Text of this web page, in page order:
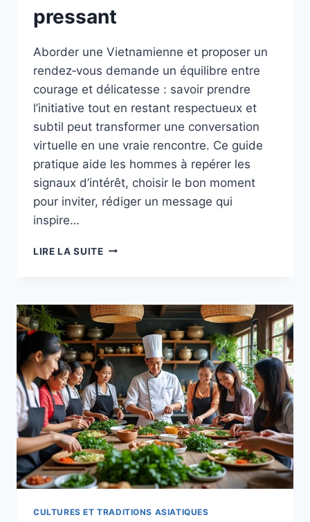
pressant
Aborder une Vietnamienne et proposer un
rendez‑vous demande un équilibre entre
courage et délicatesse : savoir prendre
l’initiative tout en restant respectueux et
subtil peut transformer une conversation
virtuelle en une vraie rencontre. Ce guide
pratique aide les hommes à repérer les
signaux d’intérêt, choisir le bon moment
pour inviter, rédiger un message qui
inspire…
LIRE LA SUITEPRENDRE
VIETNAMIENNE :
SAVOIR
PROPOSER
UN
RENDEZ‑VOUS
SANS
ÊTRE
PRESSANT
CULTURES ET TRADITIONS ASIATIQUES